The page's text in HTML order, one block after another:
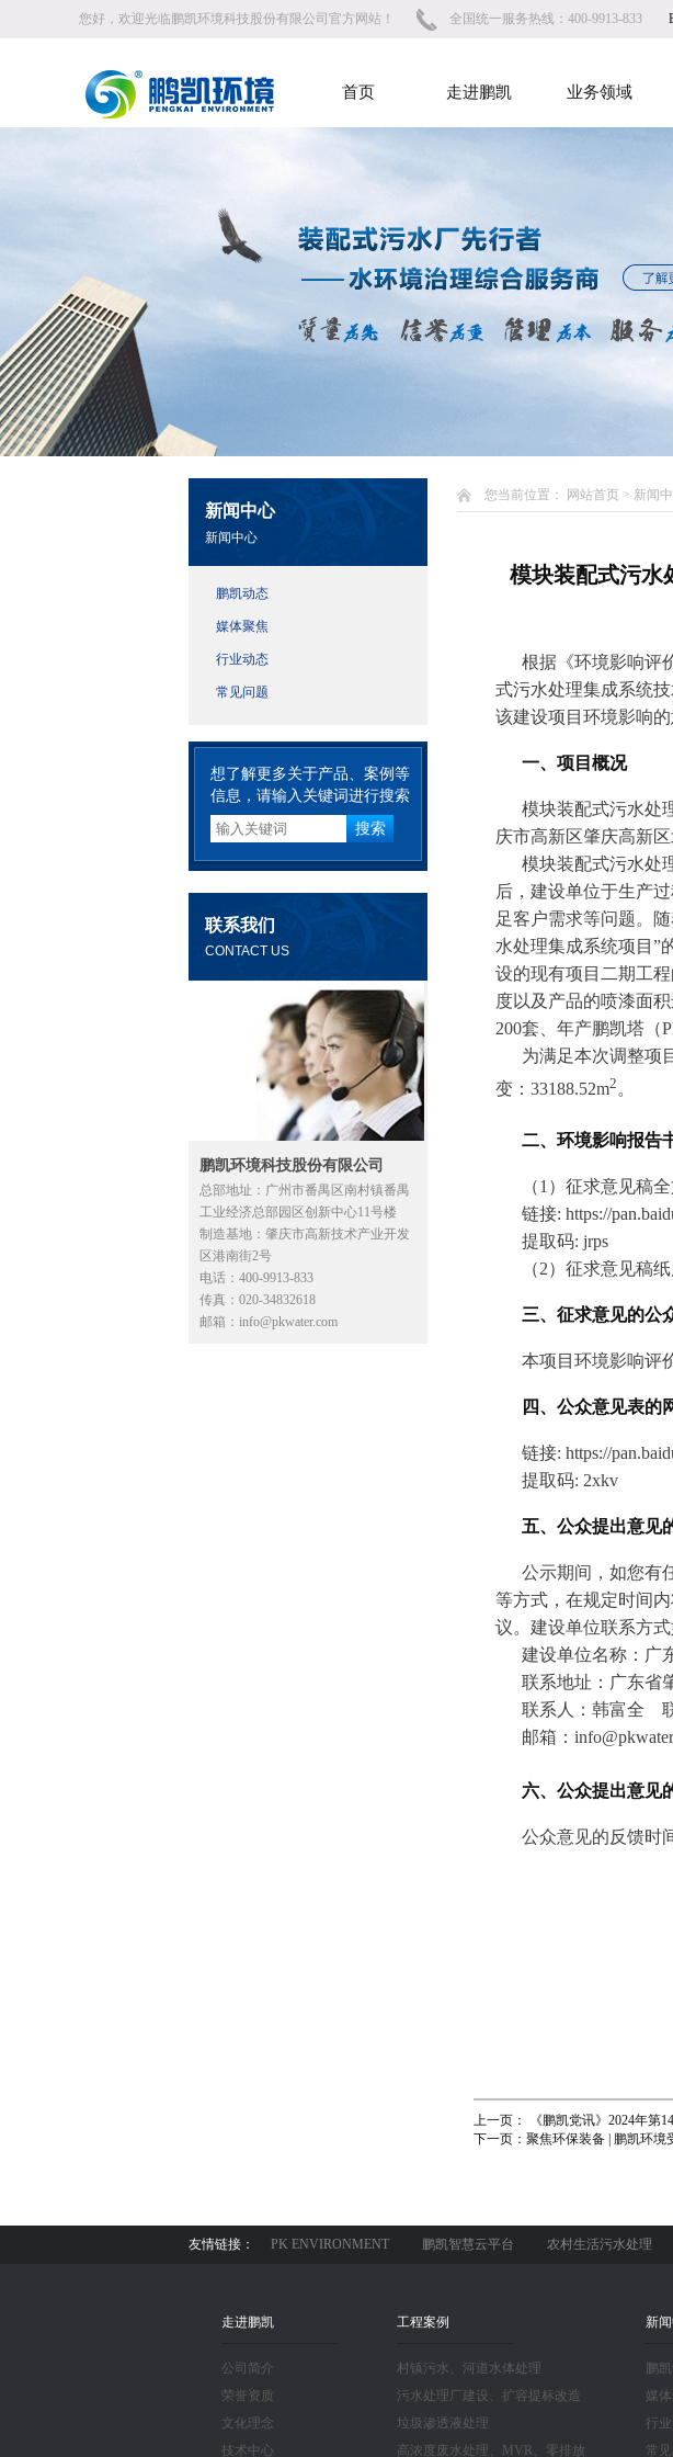
您好，欢迎光临鹏凯环境科技股份有限公司官方网站！ 全国统一服务热线：400-9913-833
首页 走进鹏凯 业务领域
新闻中心
新闻中心
鹏凯动态
媒体聚焦
行业动态
常见问题
想了解更多关于产品、案例等
信息，请输入关键词进行搜索
联系我们
CONTACT US
鹏凯环境科技股份有限公司
总部地址：广州市番禺区南村镇番禺
工业经济总部园区创新中心11号楼
制造基地：肇庆市高新技术产业开发
区港南街2号
电话：400-9913-833
传真：020-34832618
邮箱：info@pkwater.com
您当前位置： 网站首页 > 新闻
模块装配式污水
根据《环境影响评
式污水处理集成系统
该建设项目环境影响的
一、项目概况
模块装配式污水处
庆市高新区肇庆高新
模块装配式污水处
后，建设单位于生产
足客户需求等问题。
水处理集成系统项目”
设的现有项目二期工
度以及产品的喷漆面
200套、年产鹏凯塔（
为满足本次调整项
变：33188.52m2 。
二、环境影响报告
（1）征求意见稿
链接: https://
提取码: jrps
（2）征求意见稿
三、征求意见的公
本项目环境影响评
四、公众意见表的
链接: https://
提取码: 2xkv
五、公众提出意见
公示期间，如您有
等方式，在规定时间
议。建设单位联系方式
建设单位名称：广
联系地址：广东省
联系人：韩富全
邮箱：
六、公众提出意见
公众意见的反馈时
上一页：
《鹏凯党讯》2024年第
下一页： 聚焦环保装备 | 鹏凯环境
友情链接： PK ENVIRONMENT 鹏凯智慧云平台 农村生活污水处理
走进鹏凯
公司简介
荣誉资质
文化理念
技术中心
工程案例
村镇污水、河道水体处理
污水处理厂建设、扩容提标改造
垃圾渗透液处理
高浓度废水处理、MVR、零排放
新
鹏
媒
行
常